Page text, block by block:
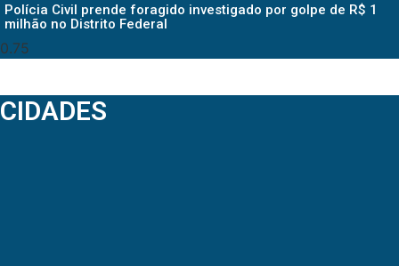
Polícia Civil prende foragido investigado por golpe de R$ 1
milhão no Distrito Federal
CIDADES